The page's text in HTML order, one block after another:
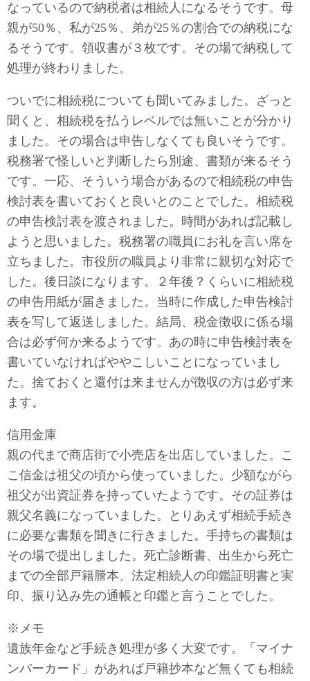
なっているので納税者は相続人になるそうです。母
親が50％、私が25％、弟が25％の割合での納税にな
るそうです。領収書が３枚です。その場で納税して
処理が終わりました。
ついでに相続税についても聞いてみました。ざっと
聞くと、相続税を払うレベルでは無いことが分かり
ました。その場合は申告しなくても良いそうです。
税務署で怪しいと判断したら別途、書類が来るそう
です。一応、そういう場合があるので相続税の申告
検討表を書いておくと良いとのことでした。相続税
の申告検討表を渡されました。時間があれば記載し
ようと思いました。税務署の職員にお礼を言い席を
立ちました。市役所の職員より非常に親切な対応で
した。後日談になります。２年後？くらいに相続税
の申告用紙が届きました。当時に作成した申告検討
表を写して返送しました。結局、税金徴収に係る場
合は必ず何か来るようです。あの時に申告検討表を
書いていなければややこしいことになっていまし
た。捨ておくと還付は来ませんが徴収の方は必ず来
ます。
信用金庫
親の代まで商店街で小売店を出店していました。こ
こ信金は祖父の頃から使っていました。少額ながら
祖父が出資証券を持っていたようです。その証券は
親父名義になっていました。とりあえず相続手続き
に必要な書類を聞きに行きました。手持ちの書類は
その場で提出しました。死亡診断書、出生から死亡
までの全部戸籍謄本、法定相続人の印鑑証明書と実
印、振り込み先の通帳と印鑑と言うことでした。
※メモ
遺族年金など手続き処理が多く大変です。「マイナ
ンバーカード」があれば戸籍抄本など無くても相続